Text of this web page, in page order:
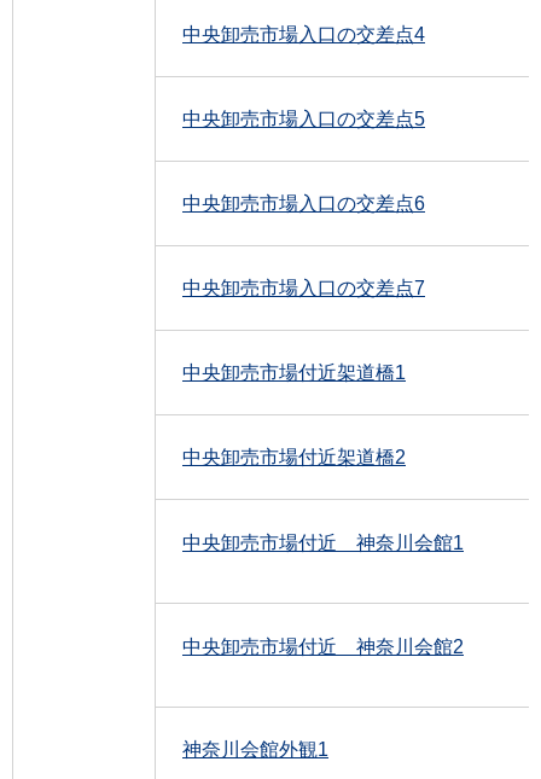
中央卸売市場入口の交差点4
中央卸売市場入口の交差点5
中央卸売市場入口の交差点6
中央卸売市場入口の交差点7
中央卸売市場付近架道橋1
中央卸売市場付近架道橋2
中央卸売市場付近 神奈川会館1
中央卸売市場付近 神奈川会館2
神奈川会館外観1